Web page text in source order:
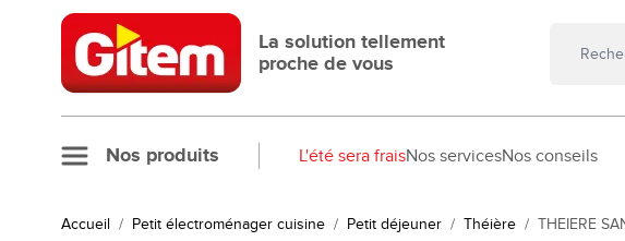
Allez au contenu
La solution tellement
proche de vous
Nos produits L'été sera fraisNos servicesNos conseils
Accueil / Petit électroménager cuisine / Petit déjeuner / Théière / THEIERE